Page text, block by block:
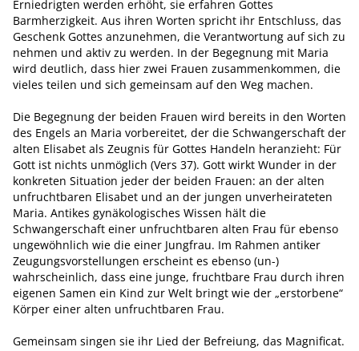
Erniedrigten werden erhöht, sie erfahren Gottes
Barmherzigkeit. Aus ihren Worten spricht ihr Entschluss, das
Geschenk Gottes anzunehmen, die Verantwortung auf sich zu
nehmen und aktiv zu werden. In der Begegnung mit Maria
wird deutlich, dass hier zwei Frauen zusammenkommen, die
vieles teilen und sich gemeinsam auf den Weg machen.
Die Begegnung der beiden Frauen wird bereits in den Worten
des Engels an Maria vorbereitet, der die Schwangerschaft der
alten Elisabet als Zeugnis für Gottes Handeln heranzieht: Für
Gott ist nichts unmöglich (Vers 37). Gott wirkt Wunder in der
konkreten Situation jeder der beiden Frauen: an der alten
unfruchtbaren Elisabet und an der jungen unverheirateten
Maria. Antikes gynäkologisches Wissen hält die
Schwangerschaft einer unfruchtbaren alten Frau für ebenso
ungewöhnlich wie die einer Jungfrau. Im Rahmen antiker
Zeugungsvorstellungen erscheint es ebenso (un-)
wahrscheinlich, dass eine junge, fruchtbare Frau durch ihren
eigenen Samen ein Kind zur Welt bringt wie der „erstorbene“
Körper einer alten unfruchtbaren Frau.
Gemeinsam singen sie ihr Lied der Befreiung, das Magnificat.